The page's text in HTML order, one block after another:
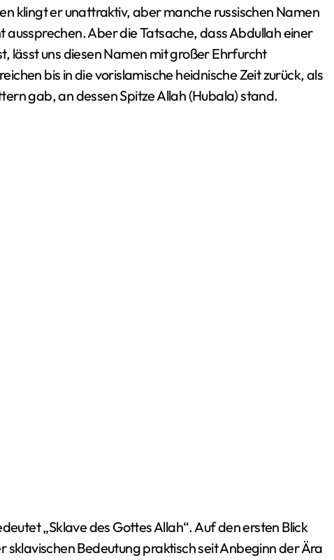
klingt er unattraktiv, aber manche russischen Namen
Aber die Tatsache, dass Abdullah einer
lässt uns diesen Namen mit großer Ehrfurcht
bis in die vorislamische heidnische Zeit zurück, als
gab, an dessen Spitze Allah (Hubala) stand.
„Sklave des Gottes Allah“. Auf den ersten Blick
sklavischen Bedeutung praktisch seit Anbeginn der Ära